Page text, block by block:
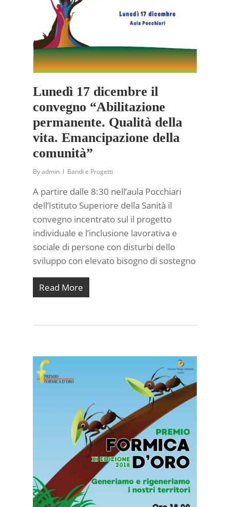
Lunedì 17 dicembre il
convegno “Abilitazione
permanente. Qualità della
vita. Emancipazione della
comunità”
Byadmin Bandi e Progetti
A partire dalle 8:30 nell’aula Pocchiari
dell’Istituto Superiore della Sanità il
convegno incentrato sul il progetto
individuale e l’inclusione lavorativa e
sociale di persone con disturbi dello
sviluppo con elevato bisogno di sostegno
Read More